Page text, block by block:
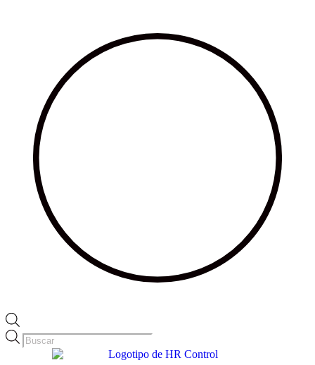
Búsqueda
de
productos